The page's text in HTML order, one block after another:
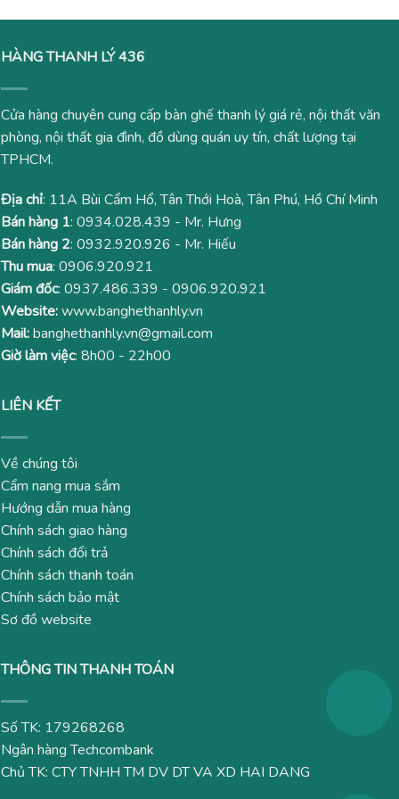
HÀNG THANH LÝ 436
Cửa hàng chuyên cung cấp bàn ghế thanh lý giá rẻ, nội thất văn
phòng, nội thất gia đình, đồ dùng quán uy tín, chất lượng tại
TPHCM.
Địa chỉ: 11A Bùi Cẩm Hổ, Tân Thới Hoà, Tân Phú, Hồ Chí Minh
Bán hàng 1: 0934.028.439 - Mr. Hưng
Bán hàng 2: 0932.920.926 - Mr. Hiếu
Thu mua: 0906.920.921
Giám đốc: 0937.486.339 - 0906.920.921
Website:www.banghethanhly.vn
Mail:banghethanhly.vn@gmail.com
Giờ làm việc: 8h00 - 22h00
LIÊN KẾT
Về chúng tôi
Cẩm nang mua sắm
Hướng dẫn mua hàng
Chính sách giao hàng
Chính sách đổi trả
Chính sách thanh toán
Chính sách bảo mật
Sơ đồ website
THÔNG TIN THANH TOÁN
Số TK: 179268268
Ngân hàng Techcombank
Chủ TK: CTY TNHH TM DV DT VA XD HAI DANG